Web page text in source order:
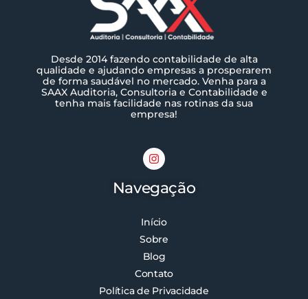
Desde 2014 fazendo contabilidade de alta
qualidade e ajudando empresas a prosperarem
de forma saudável no mercado. Venha para a
SAAX Auditoria, Consultoria e Contabilidade e
tenha mais facilidade nas rotinas da sua
empresa!
Navegação
Início
Sobre
Blog
Contato
Política de Privacidade